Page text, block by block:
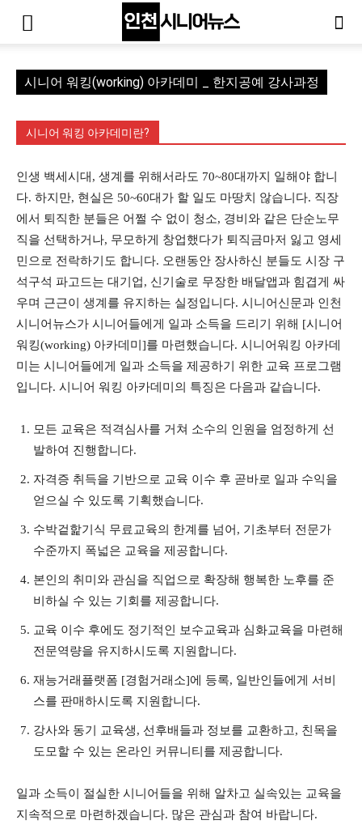
시니어 워킹(working) 아카데미 _ 한지공예 강사과정
시니어 워킹 아카데미란?
인생 백세시대, 생계를 위해서라도 70~80대까지 일해야 합니
다. 하지만, 현실은 50~60대가 할 일도 마땅치 않습니다. 직장
에서 퇴직한 분들은 어쩔 수 없이 청소, 경비와 같은 단순노무
직을 선택하거나, 무모하게 창업했다가 퇴직금마저 잃고 영세
민으로 전락하기도 합니다. 오랜동안 장사하신 분들도 시장 구
석구석 파고드는 대기업, 신기술로 무장한 배달앱과 힘겹게 싸
우며 근근이 생계를 유지하는 실정입니다. 시니어신문과 인천
시니어뉴스가 시니어들에게 일과 소득을 드리기 위해 [시니어
워킹(working) 아카데미]를 마련했습니다. 시니어워킹 아카데
미는 시니어들에게 일과 소득을 제공하기 위한 교육 프로그램
입니다. 시니어 워킹 아카데미의 특징은 다음과 같습니다.
모든 교육은 적격심사를 거쳐 소수의 인원을 엄정하게 선
발하여 진행합니다.
자격증 취득을 기반으로 교육 이수 후 곧바로 일과 수익을
얻으실 수 있도록 기획했습니다.
수박겉핥기식 무료교육의 한계를 넘어, 기초부터 전문가
수준까지 폭넓은 교육을 제공합니다.
본인의 취미와 관심을 직업으로 확장해 행복한 노후를 준
비하실 수 있는 기회를 제공합니다.
교육 이수 후에도 정기적인 보수교육과 심화교육을 마련해
전문역량을 유지하시도록 지원합니다.
재능거래플랫폼 [경험거래소]에 등록, 일반인들에게 서비
스를 판매하시도록 지원합니다.
강사와 동기 교육생, 선후배들과 정보를 교환하고, 친목을
도모할 수 있는 온라인 커뮤니티를 제공합니다.
일과 소득이 절실한 시니어들을 위해 알차고 실속있는 교육을
지속적으로 마련하겠습니다. 많은 관심과 참여 바랍니다.